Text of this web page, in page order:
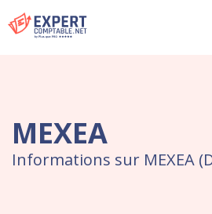
MEXEA
Informations sur MEXEA